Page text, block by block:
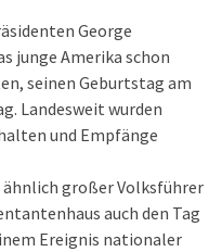
George
junge Amerika schon
seinen Geburtstag am
Landesweit wurden
und Empfänge
großer Volksführer
auch den Tag
Ereignis nationaler